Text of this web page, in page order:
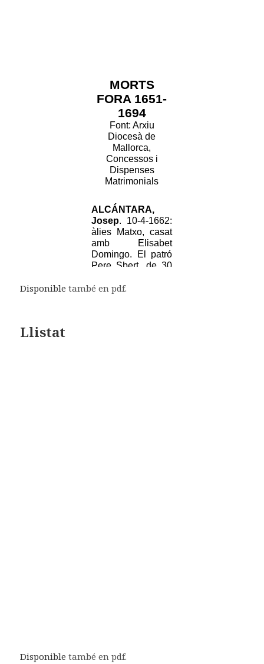
Disponibletambé en pdf.
Llistat
Disponibletambé en pdf.